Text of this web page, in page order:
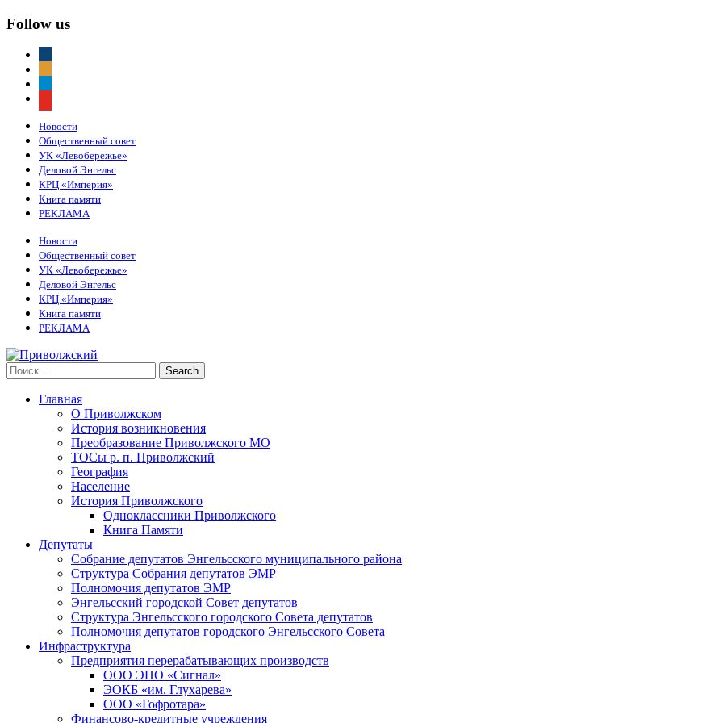
Follow us
Новости
Общественный совет
УК «Левобережье»
Деловой Энгельс
КРЦ «Империя»
Книга памяти
РЕКЛАМА
Новости
Общественный совет
УК «Левобережье»
Деловой Энгельс
КРЦ «Империя»
Книга памяти
РЕКЛАМА
Главная
О Приволжском
История возникновения
Преобразование Приволжского МО
ТОСы р. п. Приволжский
География
Население
История Приволжского
Одноклассники Приволжского
Книга Памяти
Депутаты
Собрание депутатов Энгельсского муниципального района
Структура Собрания депутатов ЭМР
Полномочия депутатов ЭМР
Энгельсский городской Совет депутатов
Структура Энгельсского городского Совета депутатов
Полномочия депутатов городского Энгельсского Совета
Инфраструктура
Предприятия перерабатывающих производств
ООО ЭПО «Сигнал»
ЭОКБ «им. Глухарева»
ООО «Гофротара»
Финансово-кредитные учреждения